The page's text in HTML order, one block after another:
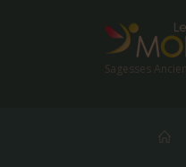
Sagesses